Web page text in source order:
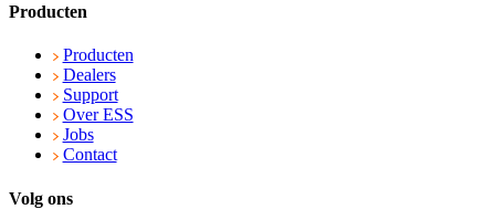
Producten
Producten
Dealers
Support
Over ESS
Jobs
Contact
Volg ons